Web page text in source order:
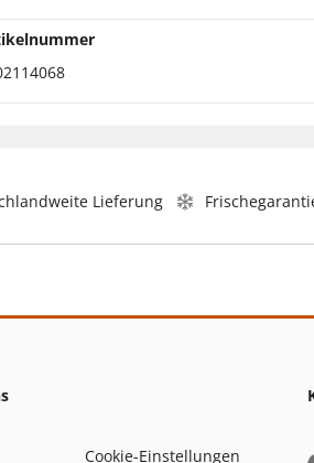
Lieferung
Cookie-Einstellungen